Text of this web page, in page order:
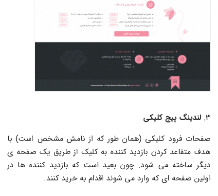
لندینگ پیج کلیکی
صفحات فرود کلیکی (همان طور که از نامش مشخص است) با
هدف متقاعد کردن بازدید کننده به کلیک از طریق یک صفحه ی
دیگر ساخته می شود. چون بعید است که بازدید کننده ها در
اولین صفحه ای که وارد می شوند اقدام به خرید کنند.